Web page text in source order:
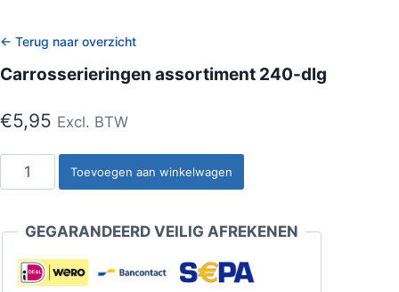
← Terug naar overzicht
Carrosserieringen assortiment 240-dlg
€5,95 Excl. BTW
Carrosserieringen
assortiment
dlg
aantal
Toevoegen aan winkelwagen
GEGARANDEERD VEILIG AFREKENEN